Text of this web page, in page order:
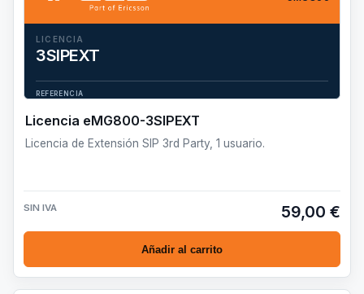
LICENCIA
3SIPEXT
REFERENCIA
Licencia eMG800-3SIPEXT
Licencia de Extensión SIP 3rd Party, 1 usuario.
SIN IVA 59,00 €
Añadir al carrito